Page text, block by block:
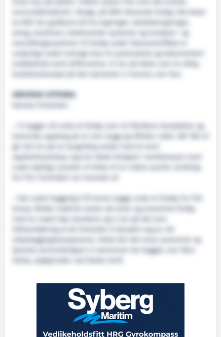
servicebåtrederiet i Norge, på DNV-klassede fartøy. Det betyr
at DNV har godkjent alt fra tegninger, styrkeberegninger,
skrog, maskineri, elektroniske systemer og manøver- og
overvåkingssystemer. Et fartøy under klassesertifikat er
underlagt svært strenge krav til systematisk og dokumentert
kvalitetsstempel på den tjenesten vi leverer, sier han.
KREVENDE OPPDRAG
– Vi bygger nå enda et fartøy som vil håndtere komplekse og
krevende oppdrag på en mer trygg og effektiv måte. NB 198 vil
gå rett inn på en langsiktig avtale med et stort
oppdrettsselskap. Jeg tror dette fartøyet i kombinasjon med
svært dyktige ansatte vil bidra til en videre positiv utvikling
– Det svært hyggelig å få kunne bygge enda et fartøy for FSV
Group. Molde-rederiet satser på store og avanserte fartøy
med en svært høy standard, og vi ser på det som
tillitserklæring at de fortsetter å benytte seg av vår
skipsbyggingskompetanse. Dette blir det mest avanserte og
dyreste servicefartøyet vi noensinne har bygget, sier Kåre
Sletta, daglig leder ved Sletta Verft.